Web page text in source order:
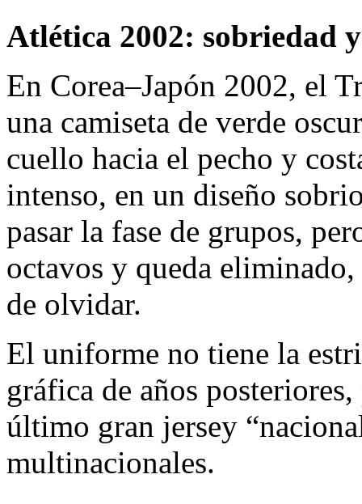
Atlética 2002: sobriedad
En Corea–Japón 2002, el
una camiseta de verde
cuello hacia el pecho y
intenso, en un diseño
pasar la fase de grupos,
octavos y queda
de olvidar.
El uniforme no tiene la
gráfica de años
último gran jersey
multinacionales.